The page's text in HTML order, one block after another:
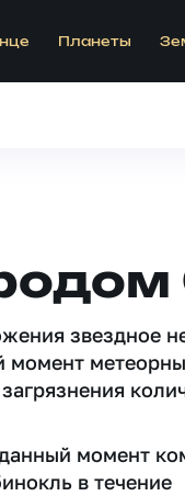
Планеты
звездное
момент
момент
в течение